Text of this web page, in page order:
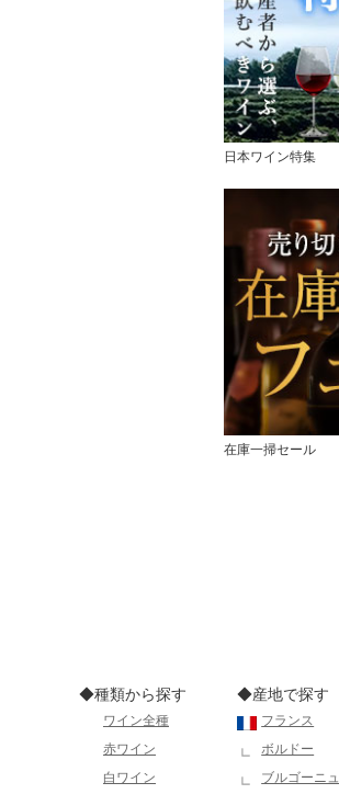
日本ワイン特集
在庫一掃セール
◆種類から探す
ワイン全種
赤ワイン
白ワイン
◆産地で探す
フランス
ボルドー
ブルゴーニュ